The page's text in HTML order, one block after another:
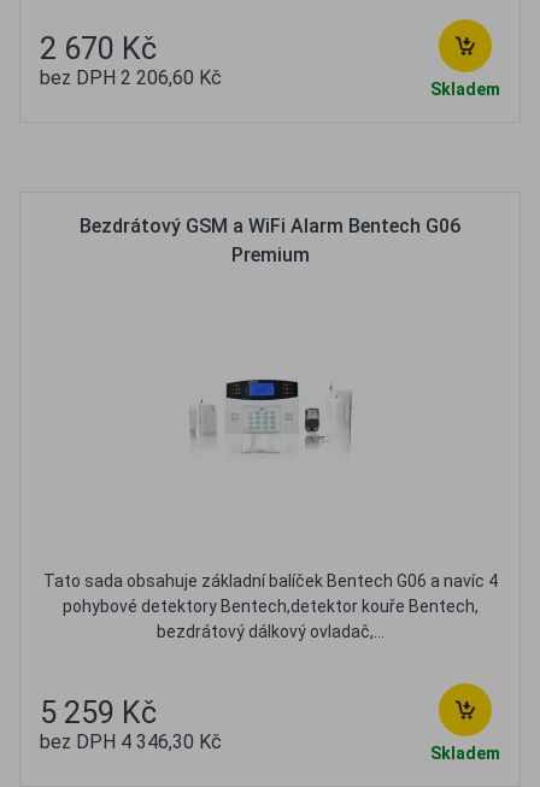
2 670 Kč
bez DPH 2 206,60 Kč Skladem
Bezdrátový GSM a WiFi Alarm Bentech G06
Premium
Tato sada obsahuje základní balíček Bentech G06 a navíc 4
pohybové detektory Bentech,detektor kouře Bentech,
bezdrátový dálkový ovladač,...
5 259 Kč
bez DPH 4 346,30 Kč Skladem